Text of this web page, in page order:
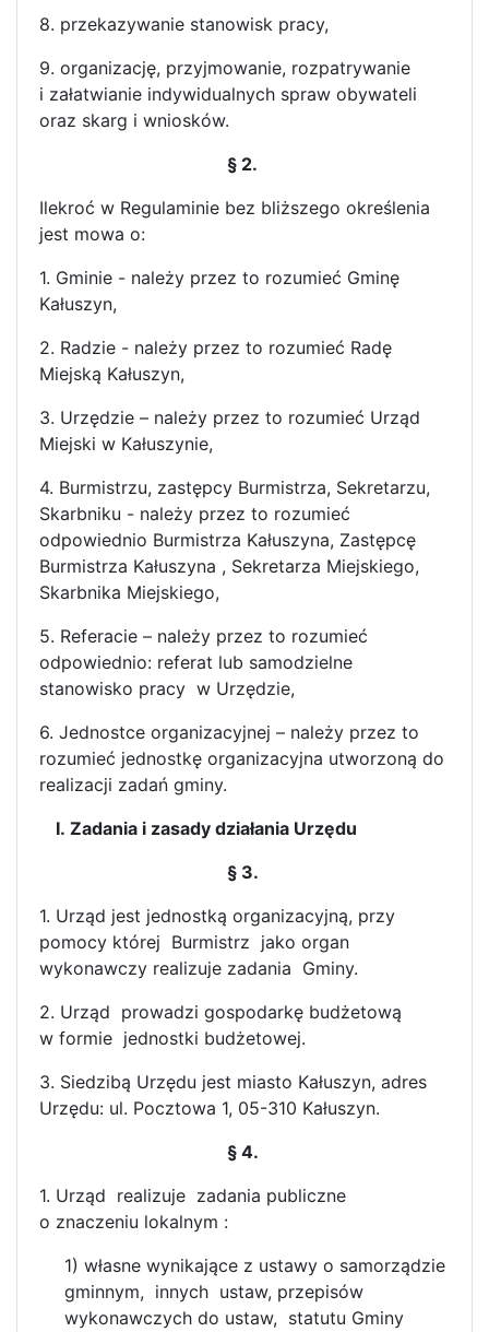
8. przekazywanie stanowisk pracy,
9. organizację, przyjmowanie, rozpatrywanie
i załatwianie indywidualnych spraw obywateli
oraz skarg i wniosków.
§ 2.
Ilekroć w Regulaminie bez bliższego określenia
jest mowa o:
1. Gminie - należy przez to rozumieć Gminę
Kałuszyn,
2. Radzie - należy przez to rozumieć Radę
Miejską Kałuszyn,
3. Urzędzie – należy przez to rozumieć Urząd
Miejski w Kałuszynie,
4. Burmistrzu, zastępcy Burmistrza, Sekretarzu,
Skarbniku - należy przez to rozumieć
odpowiednio Burmistrza Kałuszyna, Zastępcę
Burmistrza Kałuszyna , Sekretarza Miejskiego,
Skarbnika Miejskiego,
5. Referacie – należy przez to rozumieć
odpowiednio: referat lub samodzielne
stanowisko pracy w Urzędzie,
6. Jednostce organizacyjnej – należy przez to
rozumieć jednostkę organizacyjna utworzoną do
realizacji zadań gminy.
I. Zadania i zasady działania Urzędu
§ 3.
1. Urząd jest jednostką organizacyjną, przy
pomocy której Burmistrz jako organ
wykonawczy realizuje zadania Gminy.
2. Urząd prowadzi gospodarkę budżetową
w formie jednostki budżetowej.
3. Siedzibą Urzędu jest miasto Kałuszyn, adres
Urzędu: ul. Pocztowa 1, 05-310 Kałuszyn.
§ 4.
1. Urząd realizuje zadania publiczne
o znaczeniu lokalnym :
1) własne wynikające z ustawy o samorządzie
gminnym, innych ustaw, przepisów
wykonawczych do ustaw, statutu Gminy